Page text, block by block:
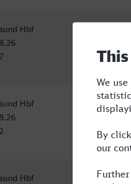
Hbf
11:52
Hbf
Wuppertal
18.08.26
14:36
Hbf
Wuppertal